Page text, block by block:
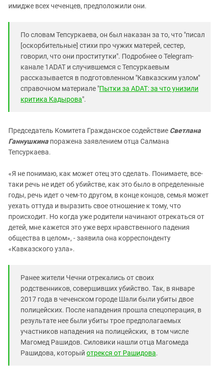
имидже всех чеченцев, предположили они.
По словам Тепсуркаева, он был наказан за то, что "писал
[оскорбительные] стихи про чужих матерей, сестер,
говорил, что они проститутки". Подробнее о Telegram-
канале 1ADAT и случившемся с Тепсуркаевым
рассказывается в подготовленном "Кавказским узлом"
справочном материале "Пытки за ADAT: за что унизили
критика Кадырова".
Председатель Комитета Гражданское содействие Светлана
Ганнушкина поражена заявлением отца Салмана
Тепсуркаева.
«Я не понимаю, как может отец это сделать. Понимаете, все-
таки речь не идет об убийстве, как это было в определенные
годы, речь идет о чем-то другом, в конце концов, семья может
уехать оттуда и выразить свое отношение к тому, что
происходит. Но когда уже родители начинают отрекаться от
детей, мне кажется это уже верх нравственного падения
общества в целом», - заявила она корреспонденту
«Кавказского узла».
Ранее жители Чечни отрекались от своих
родственников, совершивших убийство. Так, в январе
2017 года в чеченском городе Шали были убиты двое
полицейских. После нападения прошла спецоперация, в
результате нее были убиты трое предполагаемых
участников нападения на полицейских, в том числе
Магомед Рашидов. Силовики нашли отца Магомеда
Рашидова, который отрекся от Рашидова.